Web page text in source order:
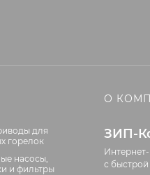
для
горелок
насосы,
и фильтры
О
ЗИП-
с